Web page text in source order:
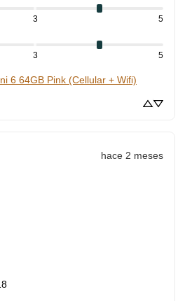
3 5
3 5
6 64GB Pink (Cellular + Wifi)
hace 2 meses